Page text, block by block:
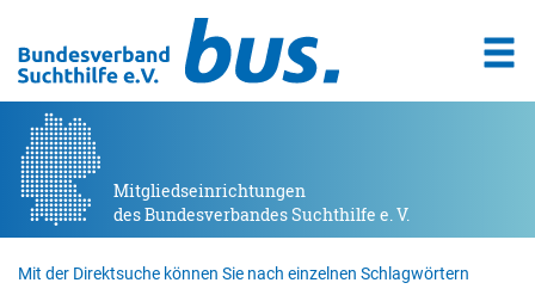
Mitgliedseinrichtungen
des Bundesverbandes Suchthilfe e. V.
Mit der Direktsuche können Sie nach einzelnen Schlagwörtern